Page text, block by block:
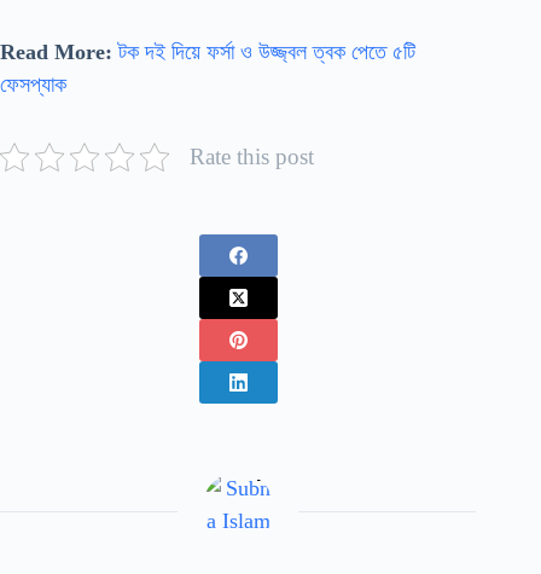
Read More: টক দই দিয়ে ফর্সা ও উজ্জ্বল ত্বক পেতে ৫টি
ফেসপ্যাক
Rate this post